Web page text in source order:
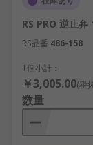
RS PRO 逆止
RS品番 486-158
1個小計：
￥3,005.00(税
数量